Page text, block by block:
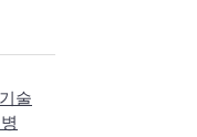
술